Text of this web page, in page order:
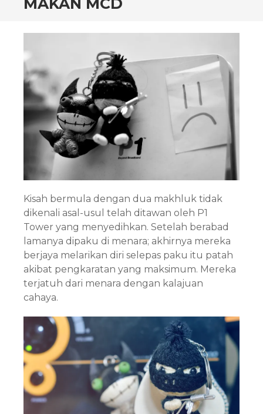
MAKAN MCD
Kisah bermula dengan dua makhluk tidak
dikenali asal-usul telah ditawan oleh P1
Tower yang menyedihkan. Setelah berabad
lamanya dipaku di menara; akhirnya mereka
berjaya melarikan diri selepas paku itu patah
akibat pengkaratan yang maksimum. Mereka
terjatuh dari menara dengan kalajuan
cahaya.